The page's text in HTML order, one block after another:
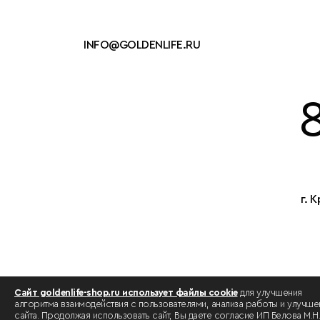
INFO@GOLDENLIFE.RU
г.
Сайт goldenlife-shop.ru использует файлы cookieдля улучшения
алгоритма взаимодействия с пользователями, анализа работы и
сайта. Продолжая использовать сайт, Вы даете согласие ИП Белова М.Н.